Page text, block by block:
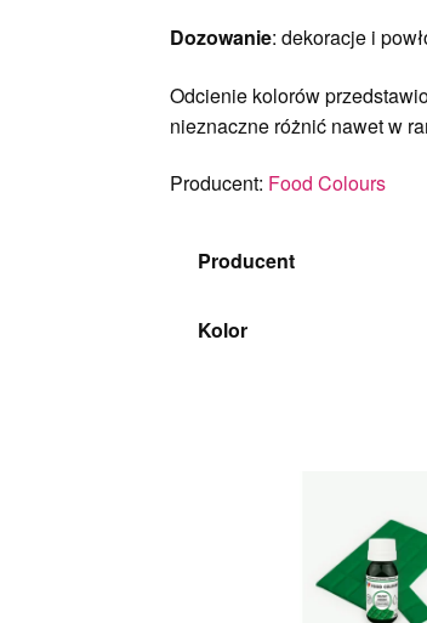
Dozowanie: dekoracje i
Odcienie kolorów
nieznaczne różnić nawet w
Producent: Food Colours
Producent
Kolor